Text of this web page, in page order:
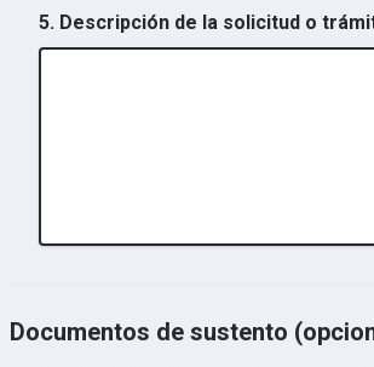
5. Descripción de la solicitud o
Documentos de sustento